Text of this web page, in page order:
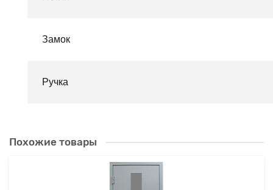
Замок
Ручка
Похожие товары